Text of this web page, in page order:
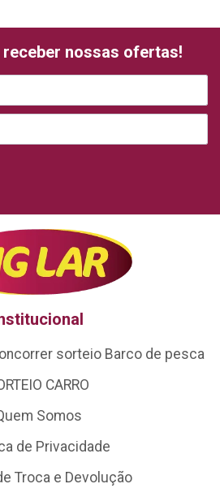
nossas ofertas!
sorteio Barco de pesca
CARRO
Somos
de Privacidade
Troca e Devolução